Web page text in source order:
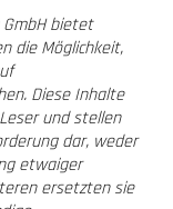
GmbH bietet
die Möglichkeit,
Diese Inhalte
und stellen
dar, weder
etwaiger
ersetzten sie